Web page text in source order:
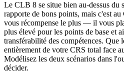
Le CLB 8 se situe bien au-dessus du
rapporte de bons points, mais c'est
vous récompense le plus — il vous
plus élevé pour les points de base et
transférabilité des compétences. Que
entièrement de votre CRS total face
Modélisez les deux scénarios dans
décider.